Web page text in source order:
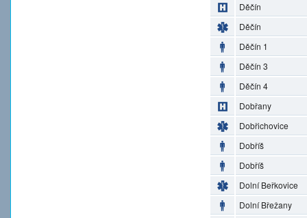
Děčín
Děčín
Děčín 1
Děčín 3
Děčín 4
Dobřany
Dobřichovice
Dobříš
Dobříš
Dolní Beřkovice
Dolní Břežany